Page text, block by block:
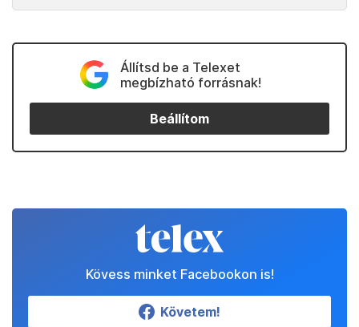
Állítsd be a Telexet
megbízható forrásnak!
Beállítom
Kövess minket Facebookon is!
Követem!